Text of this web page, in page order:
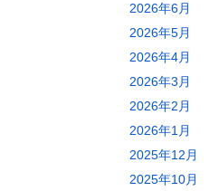
2026年6月
2026年5月
2026年4月
2026年3月
2026年2月
2026年1月
2025年12月
2025年10月